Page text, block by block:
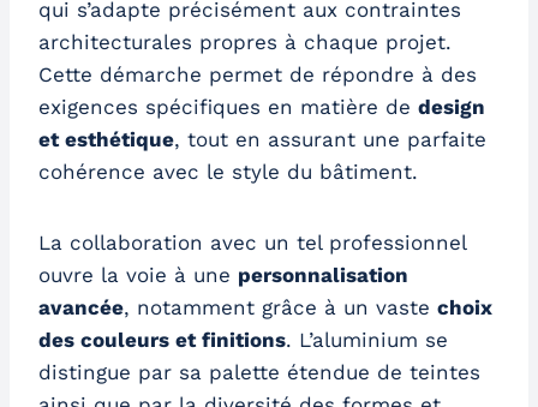
qui s’adapte précisément aux contraintes
architecturales propres à chaque projet.
Cette démarche permet de répondre à des
exigences spécifiques en matière de design
et esthétique, tout en assurant une parfaite
cohérence avec le style du bâtiment.
La collaboration avec un tel professionnel
ouvre la voie à une personnalisation
avancée, notamment grâce à un vaste choix
des couleurs et finitions. L’aluminium se
distingue par sa palette étendue de teintes